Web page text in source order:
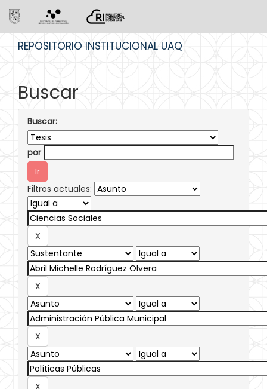
REPOSITORIO INSTITUCIONAL UAQ
Buscar
Buscar:
por
Filtros actuales: